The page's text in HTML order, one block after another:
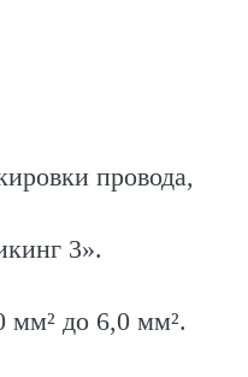
провода,
3».
мм² до 6,0 мм².